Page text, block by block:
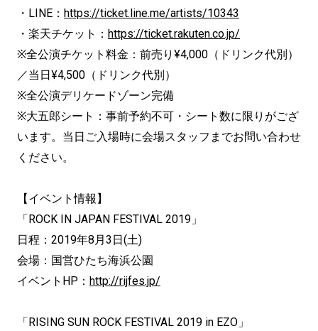
・LINE： https://ticket.line.me/artists/10343
・楽天チケット： https://ticket.rakuten.co.jp/
※全公演チケット料金：前売り¥4,000（ドリンク代別）
／当日¥4,500（ドリンク代別）
※全公演デリケードゾーン完備
※大五郎シート：事前予約不可・シート数に限りがござ
います。当日ご入場時に会場スタッフまでお問い合わせ
ください。
【イベント情報】
「ROCK IN JAPAN FESTIVAL 2019」
日程：2019年8月3日(土)
会場：国営ひたち海浜公園
イベントHP： http://rijfes.jp/
「RISING SUN ROCK FESTIVAL 2019 in EZO」